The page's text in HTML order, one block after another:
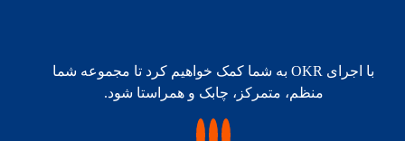
با اجرای OKR به شما کمک خواهیم کرد تا مجموعه شما
منظم، متمرکز، چابک و همراستا شود.